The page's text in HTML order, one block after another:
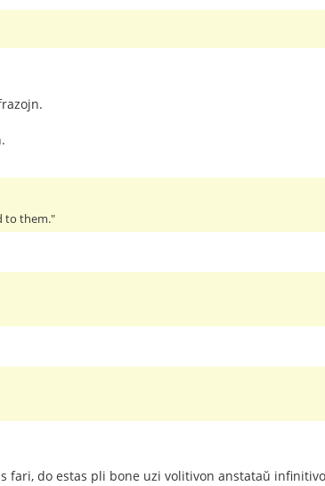
to them."
fari, do estas pli bone uzi volitivon anstataŭ